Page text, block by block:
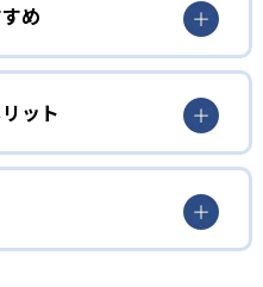
ある個太郎塾は、定期テ
を持ち、また指導力と情
こうした指導とともに、
学習するか」「宿題はど
個太郎塾オリジナルカリキ
目標に向けて、効率的な
習指導形態
め
えてほしい人向け
ズを持つ人を想定して、
験に向けて基礎の基礎から
進級対策をしたい
ット